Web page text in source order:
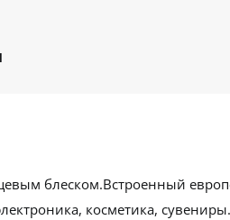
блеском.Встроенный
косметика, сувениры.